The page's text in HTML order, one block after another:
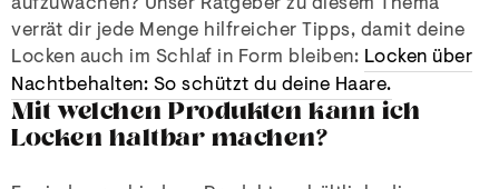
aufzuwachen? Unser Ratgeber zu diesem Thema
verrät dir jede Menge hilfreicher Tipps, damit deine
Locken auch im Schlaf in Form bleiben: Locken über
Nachtbehalten: So schützt du deine Haare.
Mit welchen Produkten kann ich
Locken haltbar machen?